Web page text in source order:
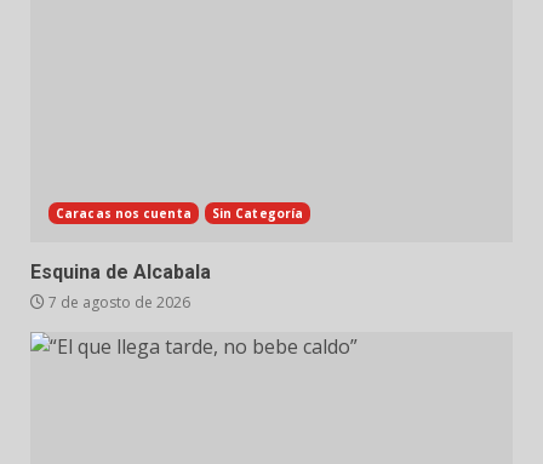
Caracas nos cuenta Sin Categoría
Esquina de Alcabala
7 de agosto de 2026